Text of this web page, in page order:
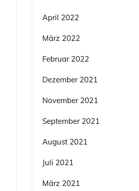
April 2022
März 2022
Februar 2022
Dezember 2021
November 2021
September 2021
August 2021
Juli 2021
März 2021